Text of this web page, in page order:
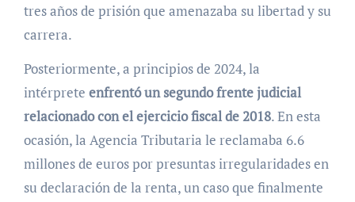
tres años de prisión que amenazaba su libertad y su
carrera.
Posteriormente, a principios de 2024, la
intérprete enfrentó un segundo frente judicial
relacionado con el ejercicio fiscal de 2018. En esta
ocasión, la Agencia Tributaria le reclamaba 6.6
millones de euros por presuntas irregularidades en
su declaración de la renta, un caso que finalmente